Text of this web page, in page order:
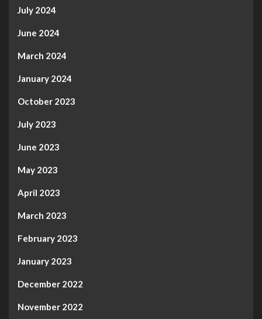
July 2024
June 2024
March 2024
January 2024
October 2023
July 2023
June 2023
May 2023
April 2023
March 2023
February 2023
January 2023
December 2022
November 2022